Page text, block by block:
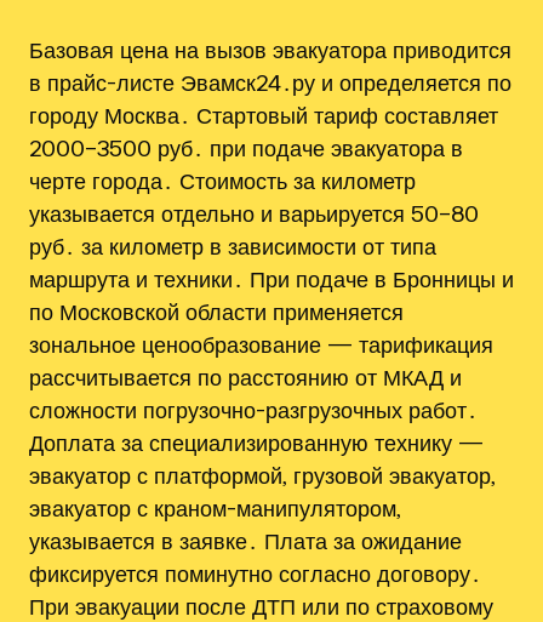
Базовая цена на вызов эвакуатора приводится
в прайс-листе Эвамск24․ру и определяется по
городу Москва․ Стартовый тариф составляет
2000–3500 руб․ при подаче эвакуатора в
черте города․ Стоимость за километр
указывается отдельно и варьируется 50–80
руб․ за километр в зависимости от типа
маршрута и техники․ При подаче в Бронницы и
по Московской области применяется
зональное ценообразование — тарификация
рассчитывается по расстоянию от МКАД и
сложности погрузочно-разгрузочных работ․
Доплата за специализированную технику —
эвакуатор с платформой‚ грузовой эвакуатор‚
эвакуатор с краном-манипулятором,
указывается в заявке․ Плата за ожидание
фиксируется поминутно согласно договору․
При эвакуации после ДТП или по страховому